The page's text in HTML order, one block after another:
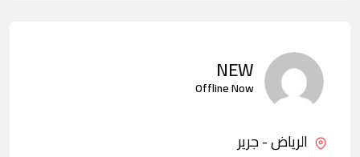
NEW
Offline Now
الرياض - جرير